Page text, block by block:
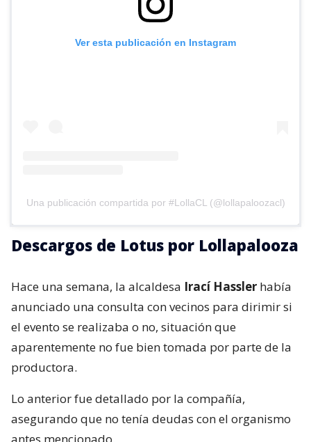
Ver esta publicación en Instagram
Una publicación compartida por #LollaCL (@lollapaloozacl)
Descargos de Lotus por Lollapalooza
Hace una semana, la alcaldesa Irací Hassler había
anunciado una consulta con vecinos para dirimir si
el evento se realizaba o no, situación que
aparentemente no fue bien tomada por parte de la
productora.
Lo anterior fue detallado por la compañía,
asegurando que no tenía deudas con el organismo